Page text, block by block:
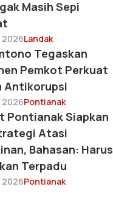
Masih Sepi
2026Landak
Tegaskan
Pemkot Perkuat
Antikorupsi
2026Pontianak
Pontianak Siapkan
Atasi
Bahasan: Harus
Terpadu
2026Pontianak